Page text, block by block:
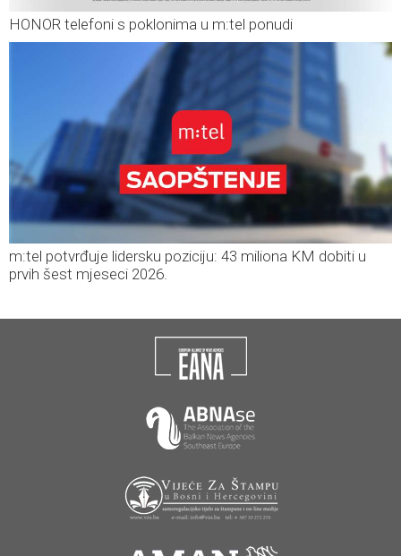
HONOR telefoni s poklonima u m:tel ponudi
m:tel potvrđuje lidersku poziciju: 43 miliona KM dobiti u
prvih šest mjeseci 2026.